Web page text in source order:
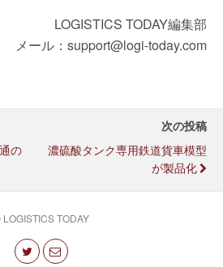
LOGISTICS TODAY編集部
メール：support@logi-today.com
の
次の投稿
濃硫酸タンク専用鉄道貨車模型
が製品化
TODAY